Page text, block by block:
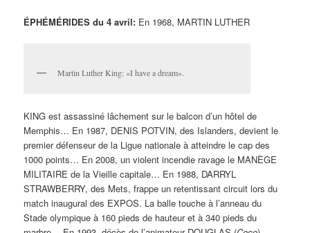
ÉPHÉMÉRIDES du 4 avril: En 1968, MARTIN LUTHER
Martin Luther King: «I have a dream».
KING est assassiné lâchement sur le balcon d’un hôtel de
Memphis… En 1987, DENIS POTVIN, des Islanders, devient le
premier défenseur de la Ligue nationale à atteindre le cap des
1000 points… En 2008, un violent incendie ravage le MANÈGE
MILITAIRE de la Vieille capitale… En 1988, DARRYL
STRAWBERRY, des Mets, frappe un retentissant circuit lors du
match inaugural des EXPOS. La balle touche à l’anneau du
Stade olympique à 160 pieds de hauteur et à 340 pieds du